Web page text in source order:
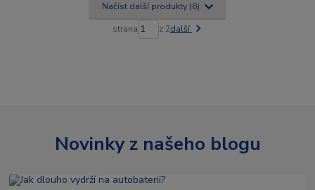
Načíst další produkty (6)
strana z 2další
Novinky z našeho blogu